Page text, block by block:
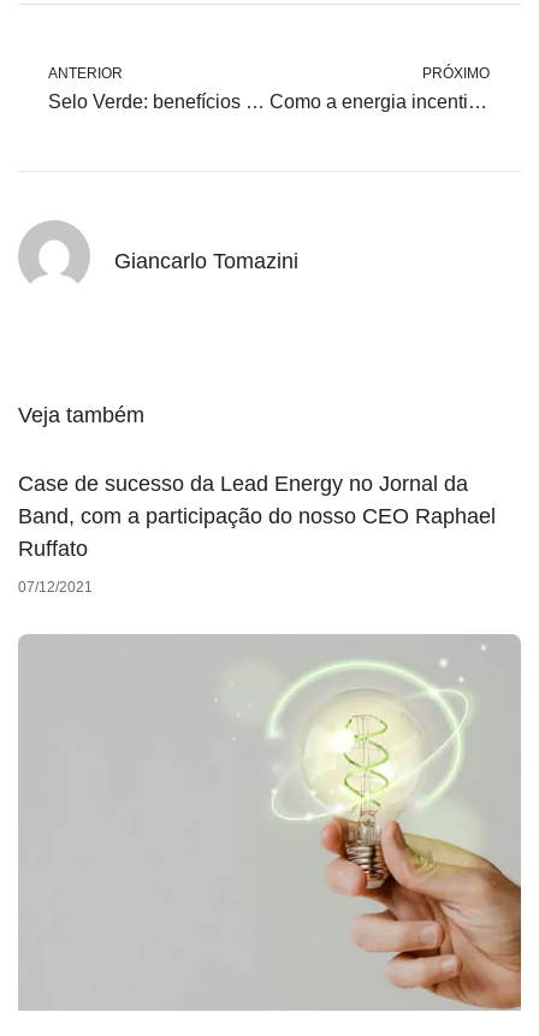
ANTERIOR
Selo Verde: benefícios ambientais e comerciais de ser sustentável
PRÓXIMO
Como a energia incentivada reduz custos sem alterar processos produtivos
Giancarlo Tomazini
Veja também
Case de sucesso da Lead Energy no Jornal da
Band, com a participação do nosso CEO Raphael
Ruffato
07/12/2021